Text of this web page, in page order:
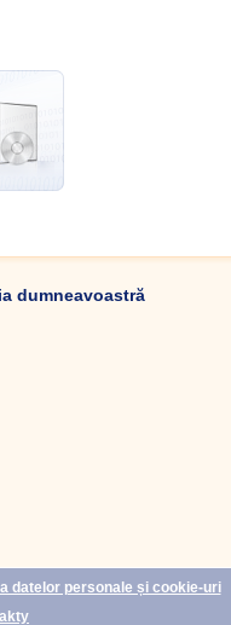
dumneavoastră
datelor personale și cookie-uri